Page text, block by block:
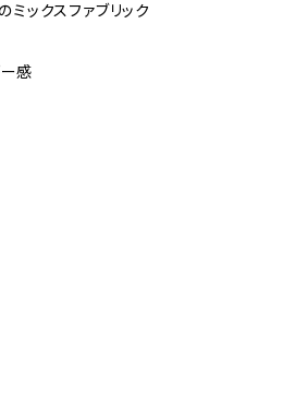
ックスファブリック
感